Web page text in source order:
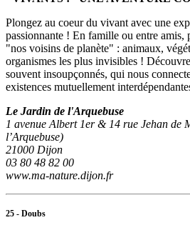
Plongez au coeur du vivant avec une
passionnante ! En famille ou entre amis,
"nos voisins de planète" : animaux,
organismes les plus invisibles !
souvent insoupçonnés, qui nous
existences mutuellement
Le Jardin de l'Arquebuse
1 avenue Albert 1er & 14 rue Jehan de
l’Arquebuse)
21000 Dijon
03 80 48 82 00
www.ma-nature.dijon.fr
25 - Doubs